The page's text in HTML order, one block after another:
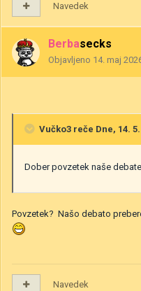
Navedek
Berbasecks
Objavljeno 14. maj
Vučko3 reče Dne, 14.
Dober povzetek naše debate
Povzetek? Našo debato
Navedek